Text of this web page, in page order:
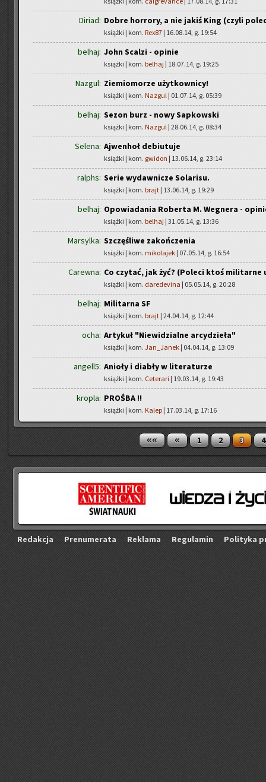
Diriad: Dobre horrory, a nie jakiś King (czyli
książki | kom. Rex87 | 16.08.14, g. 19:54
belhaj: John Scalzi - opinie
książki | kom. belhaj | 18.07.14, g. 19:25
Nazgul: Ziemiomorze użytkownicy!
książki | kom. Nazgul | 01.07.14, g. 05:39
belhaj: Sezon burz - nowy Sapkowski
książki | kom. Nazgul | 28.06.14, g. 08:34
Selena: Ajwenhoł debiutuje
książki | kom. gwidon | 13.06.14, g. 23:14
ralphs: Serie wydawnicze Solarisu.
książki | kom. brajt | 13.06.14, g. 19:29
belhaj: Opowiadania Roberta M. Wegnera -
książki | kom. belhaj | 31.05.14, g. 13:36
Marsylka: Szczęśliwe zakończenia
książki | kom. mikolajek | 07.05.14, g. 16:54
Carewna: Co czytać, jak żyć? (Poleci ktoś militarne
książki | kom. daredevina | 05.05.14, g. 20:28
belhaj: Militarna SF
książki | kom. brajt | 24.04.14, g. 12:44
ocha: Artykuł "Niewidzialne arcydzieła"
książki | kom. Jan_Janek | 04.04.14, g. 13:09
angell5: Anioły i diabły w literaturze
książki | kom. Ceterari | 19.03.14, g. 19:43
kropla: PROŚBA !!
książki | kom. Kalep | 17.03.14, g. 17:16
«« « 1 2 3 4
Re­dak­cja Pre­nu­me­ra­ta Re­kla­ma Re­gu­la­min Po­li­ty­ka